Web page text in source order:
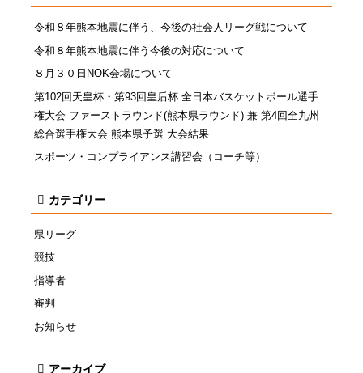
令和８年熊本地震に伴う、今後の社会人リーグ戦について
令和８年熊本地震に伴う今後の対応について
８月３０日NOK会場について
第102回天皇杯・第93回皇后杯 全日本バスケットボール選手
権大会 ファーストラウンド(熊本県ラウンド) 兼 第4回全九州
総合選手権大会 熊本県予選 大会結果
スポーツ・コンプライアンス講習会（コーチ等）
カテゴリー
県リーグ
競技
指導者
審判
お知らせ
アーカイブ